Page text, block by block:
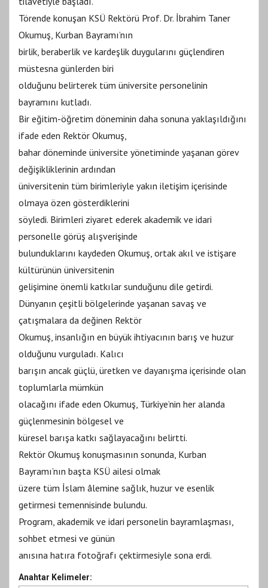
Törende konuşan KSÜ Rektörü Prof. Dr. İbrahim Taner
Okumuş, Kurban Bayramı’nın
birlik, beraberlik ve kardeşlik duygularını güçlendiren
müstesna günlerden biri
olduğunu belirterek tüm üniversite personelinin
bayramını kutladı.
Bir eğitim-öğretim döneminin daha sonuna yaklaşıldığını
ifade eden Rektör Okumuş,
bahar döneminde üniversite yönetiminde yaşanan görev
değişikliklerinin ardından
üniversitenin tüm birimleriyle yakın iletişim içerisinde
olmaya özen gösterdiklerini
söyledi. Birimleri ziyaret ederek akademik ve idari
personelle görüş alışverişinde
bulunduklarını kaydeden Okumuş, ortak akıl ve istişare
kültürünün üniversitenin
gelişimine önemli katkılar sunduğunu dile getirdi.
Dünyanın çeşitli bölgelerinde yaşanan savaş ve
çatışmalara da değinen Rektör
Okumuş, insanlığın en büyük ihtiyacının barış ve huzur
olduğunu vurguladı. Kalıcı
barışın ancak güçlü, üretken ve dayanışma içerisinde olan
toplumlarla mümkün
olacağını ifade eden Okumuş, Türkiye’nin her alanda
güçlenmesinin bölgesel ve
küresel barışa katkı sağlayacağını belirtti.
Rektör Okumuş konuşmasının sonunda, Kurban
Bayramı’nın başta KSÜ ailesi olmak
üzere tüm İslam âlemine sağlık, huzur ve esenlik
getirmesi temennisinde bulundu.
Program, akademik ve idari personelin bayramlaşması,
sohbet etmesi ve günün
anısına hatıra fotoğrafı çektirmesiyle sona erdi.
Anahtar Kelimeler: